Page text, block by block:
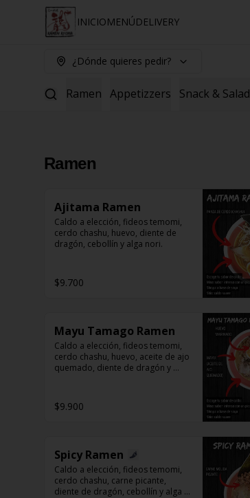
INICIOMENÚDELIVERY
¿Dónde quieres pedir?
Ramen Appetizzers Snack & Salad
Ramen
Ajitama Ramen
Caldo a elección, fideos temomi,
cerdo chashu, huevo, diente de
dragón, cebollín y alga nori.
$9.700
Mayu Tamago Ramen
Caldo a elección, fideos temomi,
cerdo chashu, huevo, aceite de ajo
quemado, diente de dragón y
$9.900
Spicy Ramen
Caldo a elección, fideos temomi,
cerdo chashu, carne picante,
diente de dragón, cebollín y alga